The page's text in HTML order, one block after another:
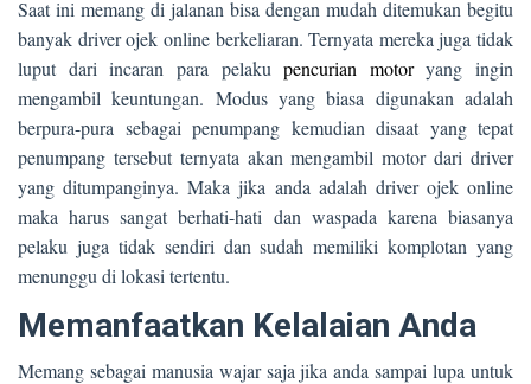
Saat ini memang di jalanan bisa dengan mudah ditemukan begitu
banyak driver ojek online berkeliaran. Ternyata mereka juga tidak
luput dari incaran para pelakupencurian motoryang ingin
mengambil keuntungan. Modus yang biasa digunakan adalah
berpura-pura sebagai penumpang kemudian disaat yang tepat
penumpang tersebut ternyata akan mengambil motor dari driver
yang ditumpanginya. Maka jika anda adalah driver ojek online
maka harus sangat berhati-hati dan waspada karena biasanya
pelaku juga tidak sendiri dan sudah memiliki komplotan yang
menunggu di lokasi tertentu.
Memanfaatkan Kelalaian Anda
Memang sebagai manusia wajar saja jika anda sampai lupa untuk